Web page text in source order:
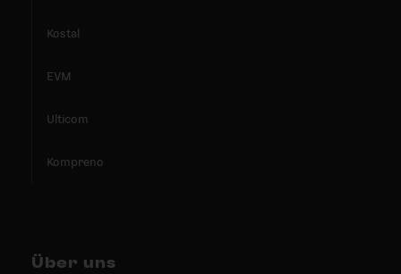
Kostal
EVM
Ulticom
Kompreno
Über uns